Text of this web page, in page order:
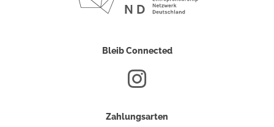
Bleib Connected
Zahlungsarten